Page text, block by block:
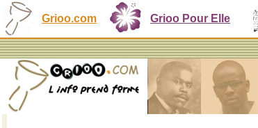
Grioo.com Grioo Pour Elle